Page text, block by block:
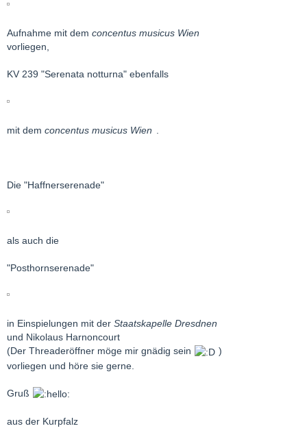
Aufnahme mit dem concentus musicus Wien
vorliegen,
KV 239 "Serenata notturna" ebenfalls
mit dem concentus musicus Wien
Die "Haffnerserenade"
als auch die
"Posthornserenade"
in Einspielungen mit der Staatskapelle Dresdnen
und Nikolaus Harnoncourt
(Der Threaderöffner möge mir gnädig sein
)
vorliegen und höre sie gerne.
Gruß
aus der Kurpfalz